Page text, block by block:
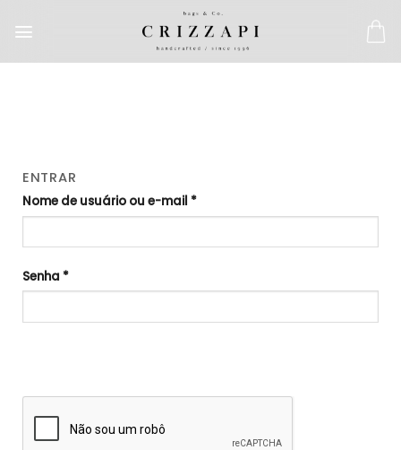
ENTRAR
Nome de usuário ou e-mail *
Senha *